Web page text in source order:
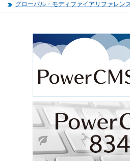
グローバル・モディファイアリファレン